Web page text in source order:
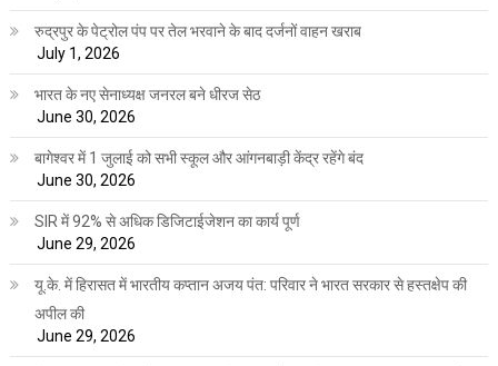
रुद्रपुर के पेट्रोल पंप पर तेल भरवाने के बाद दर्जनों वाहन खराब
July 1, 2026
भारत के नए सेनाध्यक्ष जनरल बने धीरज सेठ
June 30, 2026
बागेश्वर में 1 जुलाई को सभी स्कूल और आंगनबाड़ी केंद्र रहेंगे बंद
June 30, 2026
SIR में 92% से अधिक डिजिटाईजेशन का कार्य पूर्ण
June 29, 2026
यू.के. में हिरासत में भारतीय कप्तान अजय पंत: परिवार ने भारत सरकार से हस्तक्षेप की
अपील की
June 29, 2026